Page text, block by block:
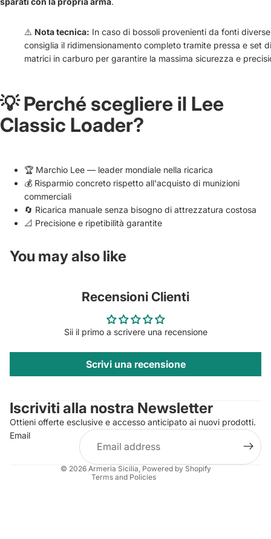
⚠️ Nota tecnica: In caso di bossoli provenienti da fonti
consiglia il ridimensionamento completo tramite pressa e set di
matrici in carburo per garantire la massima sicurezza e
💡 Perché scegliere il Lee
Classic Loader?
🏆 Marchio Lee — leader mondiale nella ricarica
💰 Risparmio concreto rispetto all'acquisto di munizioni
commerciali
🔄 Ricarica manuale senza bisogno di attrezzatura costosa
📐 Precisione e ripetibilità garantite
You may also like
Recensioni Clienti
Sii il primo a scrivere una recensione
Scrivi una recensione
Iscriviti alla nostra Newsletter
Ottieni offerte esclusive e accesso anticipato ai nuovi prodotti.
Email
© 2026 Armeria Sicilia , Powered by Shopify
Terms and Policies
Privacy policy
Refund policy
Terms of service
Shipping policy
Legal notice